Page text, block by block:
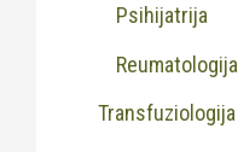
Psihijatrija
Reumatologija
Transfuziologija